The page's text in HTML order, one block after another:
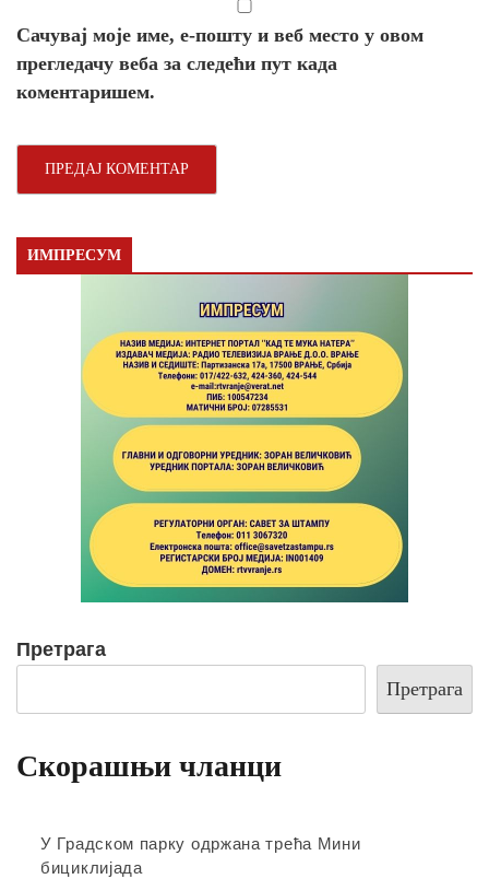
Сачувај моје име, е-пошту и веб место у овом
прегледачу веба за следећи пут када
коментаришем.
ИМПРЕСУМ
Претрага
Претрага
Скорашњи чланци
У Градском парку одржана трећа Мини
бициклијада